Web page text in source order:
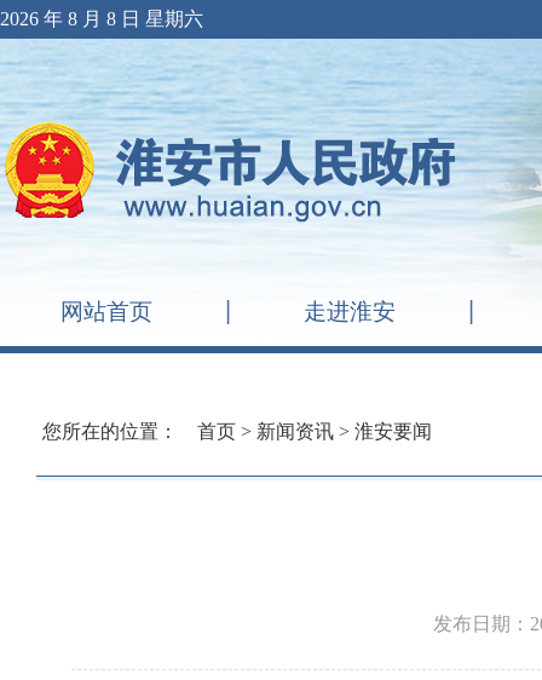
2026 年 8 月 8 日 星期六
网站首页 走进淮安
您所在的位置： 首页 > 新闻资讯 > 淮安要闻
发布日期：